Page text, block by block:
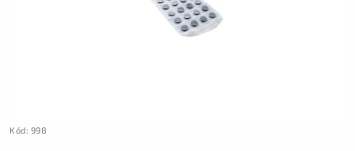
Kód: 998